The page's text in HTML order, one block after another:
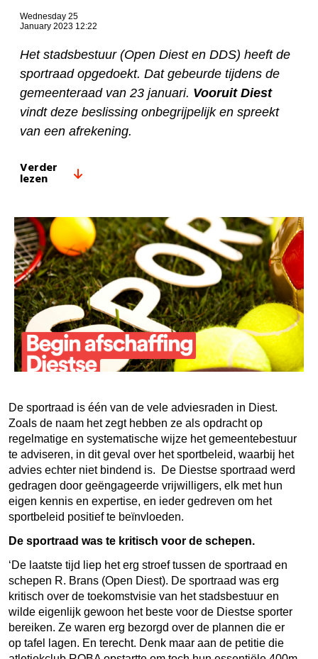
Wednesday 25
January 2023 12:22
Het stadsbestuur (Open Diest en DDS) heeft de
sportraad opgedoekt. Dat gebeurde tijdens de
gemeenteraad van 23 januari. Vooruit Diest
vindt deze beslissing onbegrijpelijk en spreekt
van een afrekening.
Verder
lezen
De sportraad is één van de vele adviesraden in Diest.
Zoals de naam het zegt hebben ze als opdracht op
regelmatige en systematische wijze het gemeentebestuur
te adviseren, in dit geval over het sportbeleid, waarbij het
advies echter niet bindend is. De Diestse sportraad werd
gedragen door geëngageerde vrijwilligers, elk met hun
eigen kennis en expertise, en ieder gedreven om het
sportbeleid positief te beïnvloeden.
De sportraad was te kritisch voor de schepen.
‘De laatste tijd liep het erg stroef tussen de sportraad en
schepen R. Brans (Open Diest). De sportraad was erg
kritisch over de toekomstvisie van het stadsbestuur en
wilde eigenlijk gewoon het beste voor de Diestse sporter
bereiken. Ze waren erg bezorgd over de plannen die er
op tafel lagen. En terecht. Denk maar aan de petitie die